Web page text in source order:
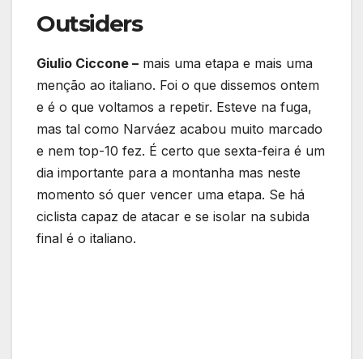
Outsiders
Giulio Ciccone – mais uma etapa e mais uma
menção ao italiano. Foi o que dissemos ontem
e é o que voltamos a repetir. Esteve na fuga,
mas tal como Narváez acabou muito marcado
e nem top-10 fez. É certo que sexta-feira é um
dia importante para a montanha mas neste
momento só quer vencer uma etapa. Se há
ciclista capaz de atacar e se isolar na subida
final é o italiano.